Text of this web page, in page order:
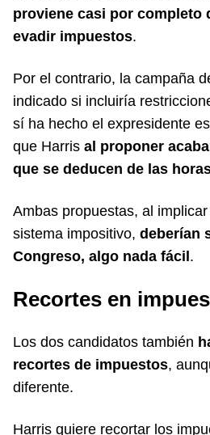
proviene casi por completo
evadir impuestos.
Por el contrario, la campaña
indicado si incluiría
sí ha hecho el expresidente
que Harris al proponer
que se deducen de las
Ambas propuestas, al
sistema impositivo, deberían
Congreso, algo nada fácil.
Recortes en
Los dos candidatos también
recortes de impuestos,
diferente.
Harris quiere recortar los